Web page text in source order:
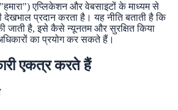
एप्लिकेशन और वेबसाइटों के माध्यम से
देखभाल प्रदान करता है। यह नीति बताती है कि
जाती है, इसे कैसे न्यूनतम और सुरक्षित किया
का प्रयोग कर सकते हैं।
एकत्र करते हैं